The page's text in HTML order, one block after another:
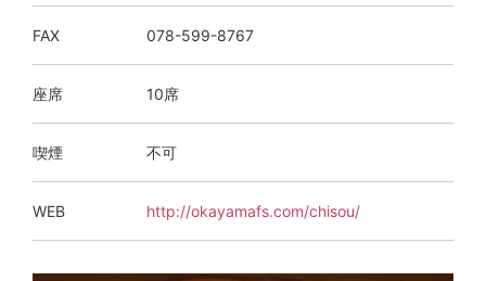
FAX 078-599-8767
座席 10席
喫煙 不可
WEB http://okayamafs.com/chisou/